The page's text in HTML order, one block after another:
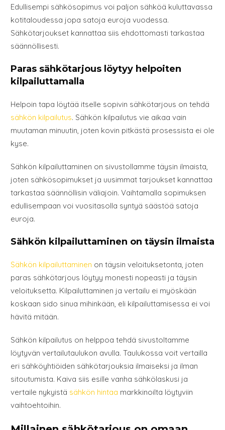
Edullisempi sähkösopimus voi paljon sähköä kuluttavassa
kotitaloudessa jopa satoja euroja vuodessa.
Sähkötarjoukset kannattaa siis ehdottomasti tarkastaa
säännöllisesti.
Paras sähkötarjous löytyy helpoiten
kilpailuttamalla
Helpoin tapa löytää itselle sopivin sähkötarjous on tehdä
sähkön kilpailutus. Sähkön kilpailutus vie aikaa vain
muutaman minuutin, joten kovin pitkästä prosessista ei ole
kyse.
Sähkön kilpailuttaminen on sivustollamme täysin ilmaista,
joten sähkösopimukset ja uusimmat tarjoukset kannattaa
tarkastaa säännöllisin väliajoin. Vaihtamalla sopimuksen
edullisempaan voi vuositasolla syntyä säästöä satoja
euroja.
Sähkön kilpailuttaminen on täysin ilmaista
Sähkön kilpailuttaminen on täysin veloituksetonta, joten
paras sähkötarjous löytyy monesti nopeasti ja täysin
veloituksetta. Kilpailuttaminen ja vertailu ei myöskään
koskaan sido sinua mihinkään, eli kilpailuttamisessa ei voi
hävitä mitään.
Sähkön kilpailutus on helppoa tehdä sivustoltamme
löytyvän vertailutaulukon avulla. Taulukossa voit vertailla
eri sähköyhtiöiden sähkötarjouksia ilmaiseksi ja ilman
sitoutumista. Kaiva siis esille vanha sähkölaskusi ja
vertaile nykyistä sähkön hintaa markkinoilta löytyviin
vaihtoehtoihin.